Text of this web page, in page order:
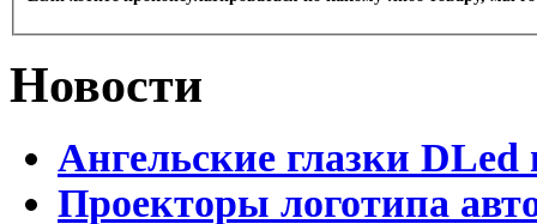
Новости
Ангельские глазки DLed
Проекторы логотипа